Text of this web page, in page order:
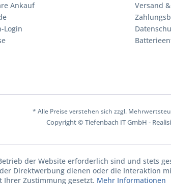
Ankauf
Login
Versand
* Alle Preise verstehen sich zzgl.
Copyright © Tiefenbach IT GmbH -
der Website erforderlich sind und stets
Direktwerbung dienen oder die Interaktion
Zustimmung gesetzt. Mehr Informationen